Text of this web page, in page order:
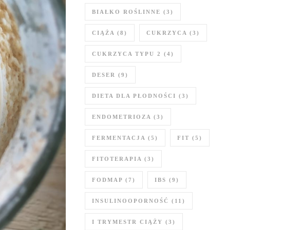
BIAŁKO ROŚLINNE (3)
CIĄŻA (8) CUKRZYCA (3)
CUKRZYCA TYPU 2 (4)
DESER (9)
DIETA DLA PŁODNOŚCI (3)
ENDOMETRIOZA (3)
FERMENTACJA (5) FIT (5)
FITOTERAPIA (3)
FODMAP (7) IBS (9)
INSULINOOPORNOŚĆ (11)
I TRYMESTR CIĄŻY (3)